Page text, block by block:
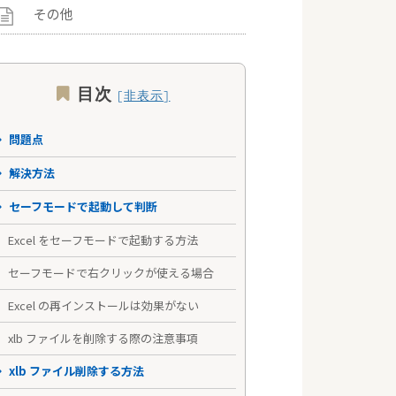
その他
目次
問題点
解決方法
セーフモードで起動して判断
Excel をセーフモードで起動する方法
セーフモードで右クリックが使える場合
Excel の再インストールは効果がない
xlb ファイルを削除する際の注意事項
xlb ファイル削除する方法